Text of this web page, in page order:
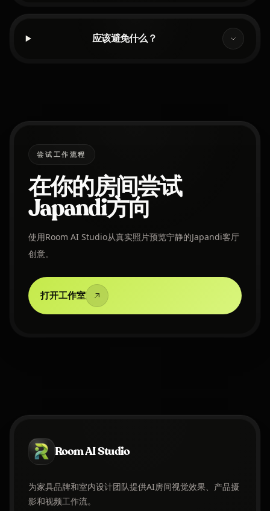
应该避免什么？
尝试工作流程
在你的房间尝试
Japandi方向
使用Room AI Studio从真实照片预览宁静的Japandi客厅
创意。
打开工作室
Room AI Studio
为家具品牌和室内设计团队提供AI房间视觉效果、产品摄
影和视频工作流。